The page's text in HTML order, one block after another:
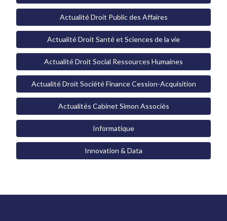
Actualité Droit Public des Affaires
Actualité Droit Santé et Sciences de la vie
Actualité Droit Social Ressources Humaines
Actualité Droit Société Finance Cession-Acquisition
Actualités Cabinet Simon Associés
Informatique
Innovation & Data